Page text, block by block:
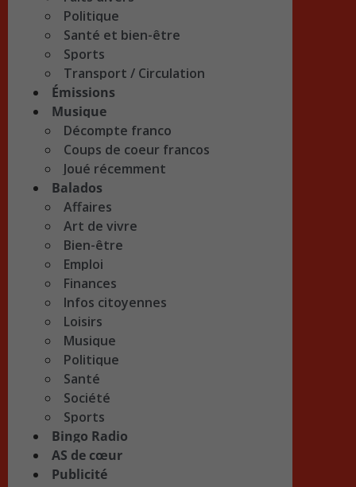
Politique
Santé et bien-être
Sports
Transport / Circulation
Émissions
Musique
Décompte franco
Coups de coeur francos
Joué récemment
Balados
Affaires
Art de vivre
Bien-être
Emploi
Finances
Infos citoyennes
Loisirs
Musique
Politique
Santé
Société
Sports
Bingo Radio
AS de cœur
Publicité